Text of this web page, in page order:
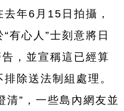
年6月15日拍攝，
有心人”士刻意將日
，並宣稱這已經算
除送法制組處理。
清”，一些島內網友並